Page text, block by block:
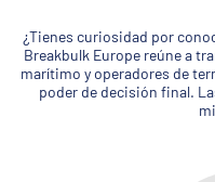
¿Tienes curiosidad por
Breakbulk Europe reúne a
marítimo y operadores de
poder de decisión final.